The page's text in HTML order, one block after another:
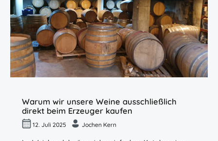
Warum wir unsere Weine ausschließlich
direkt beim Erzeuger kaufen
12. Juli 2025 Jochen Kern